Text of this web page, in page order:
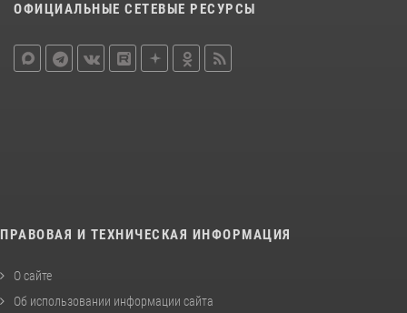
ОФИЦИАЛЬНЫЕ СЕТЕВЫЕ РЕСУРСЫ
ПРАВОВАЯ И ТЕХНИЧЕСКАЯ ИНФОРМАЦИЯ
О сайте
Об использовании информации сайта